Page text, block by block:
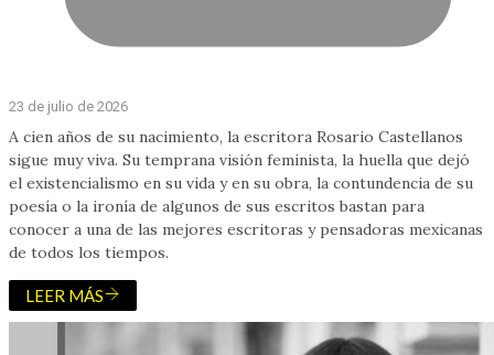
23 de julio de 2026
A cien años de su nacimiento, la escritora Rosario Castellanos
sigue muy viva. Su temprana visión feminista, la huella que dejó
el existencialismo en su vida y en su obra, la contundencia de su
poesía o la ironía de algunos de sus escritos bastan para
conocer a una de las mejores escritoras y pensadoras mexicanas
de todos los tiempos.
LEER MÁS